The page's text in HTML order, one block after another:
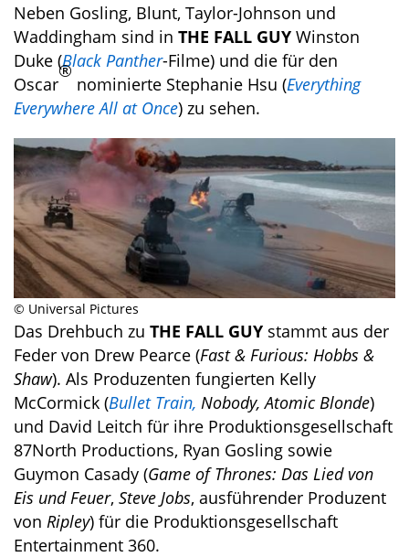
Neben Gosling, Blunt, Taylor-Johnson und
Waddingham sind in THE FALL GUY Winston
Duke (Black Panther-Filme) und die für den
Oscar
®
nominierte Stephanie Hsu (Everything
Everywhere All at Once) zu sehen.
© Universal Pictures
Das Drehbuch zu THE FALL GUY stammt aus der
Feder von Drew Pearce (Fast & Furious: Hobbs &
Shaw). Als Produzenten fungierten Kelly
McCormick (Bullet Train, Nobody, Atomic Blonde)
und David Leitch für ihre Produktionsgesellschaft
87North Productions, Ryan Gosling sowie
Guymon Casady (Game of Thrones: Das Lied von
Eis und Feuer, Steve Jobs, ausführender Produzent
von Ripley) für die Produktionsgesellschaft
Entertainment 360.